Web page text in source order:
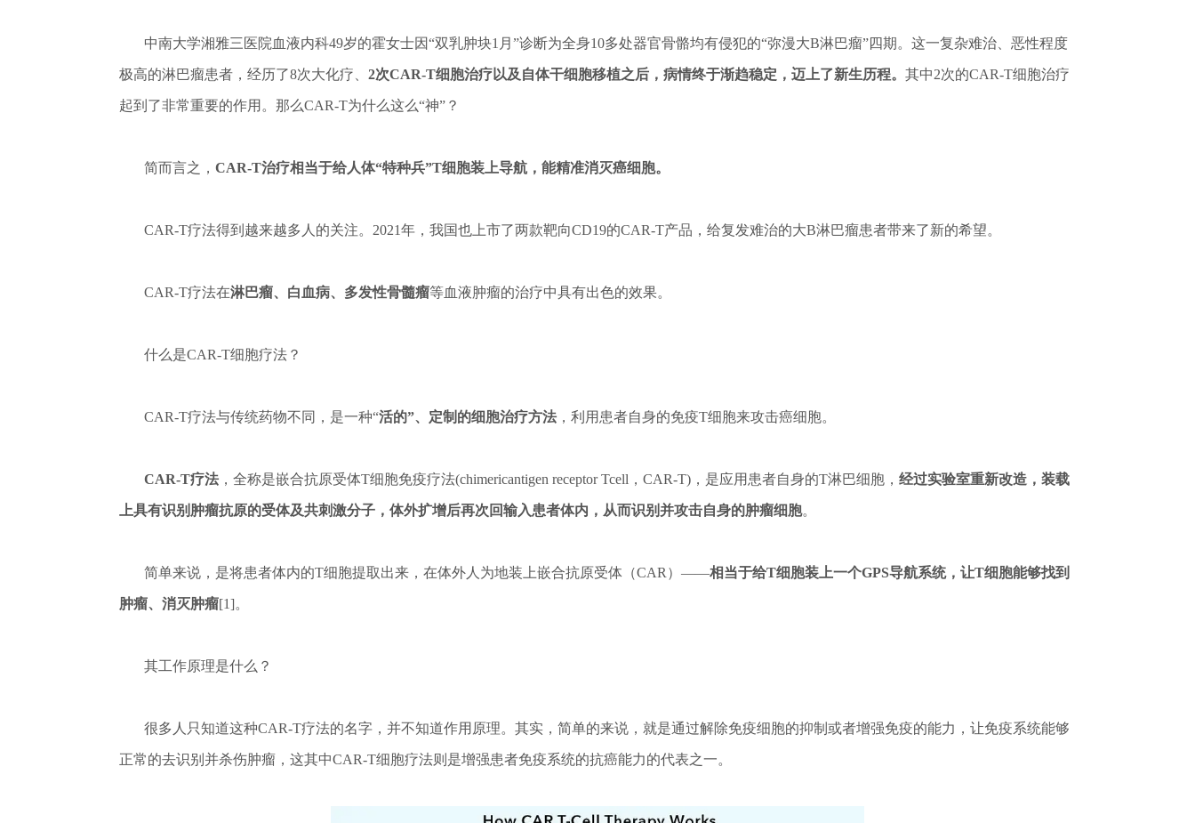
中南大学湘雅三医院血液内科49岁的霍女士因“双乳肿块1月”诊断为全身10多处器官骨骼均有侵犯的“弥漫大B淋巴瘤”四期。这一复杂难治、恶性程度
极高的淋巴瘤患者，经历了8次大化疗、2次CAR-T细胞治疗以及自体干细胞移植之后，病情终于渐趋稳定，迈上了新生历程。其中2次的CAR-T细胞治疗
起到了非常重要的作用。那么CAR-T为什么这么“神”？
简而言之，CAR-T治疗相当于给人体“特种兵”T细胞装上导航，能精准消灭癌细胞。
CAR-T疗法得到越来越多人的关注。2021年，我国也上市了两款靶向CD19的CAR-T产品，给复发难治的大B淋巴瘤患者带来了新的希望。
CAR-T疗法在淋巴瘤、白血病、多发性骨髓瘤等血液肿瘤的治疗中具有出色的效果。
什么是CAR-T细胞疗法？
CAR-T疗法与传统药物不同，是一种“活的”、定制的细胞治疗方法 ，利用患者自身的免疫T细胞来攻击癌细胞。
CAR-T疗法 ，全称是嵌合抗原受体T细胞免疫疗法(chimericantigen receptor Tcell，CAR-T)，是应用患者自身的T淋巴细胞，经过实验室重新改造，装载
上具有识别肿瘤抗原的受体及共刺激分子，体外扩增后再次回输入患者体内，从而识别并攻击自身的肿瘤细胞。
简单来说，是将患者体内的T细胞提取出来，在体外人为地装上嵌合抗原受体（CAR）——相当于给T细胞装上一个GPS导航系统，让T细胞能够找到
肿瘤、消灭肿瘤[1]。
其工作原理是什么？
很多人只知道这种CAR-T疗法的名字，并不知道作用原理。其实，简单的来说，就是通过解除免疫细胞的抑制或者增强免疫的能力，让免疫系统能够
正常的去识别并杀伤肿瘤，这其中CAR-T细胞疗法则是增强患者免疫系统的抗癌能力的代表之一。